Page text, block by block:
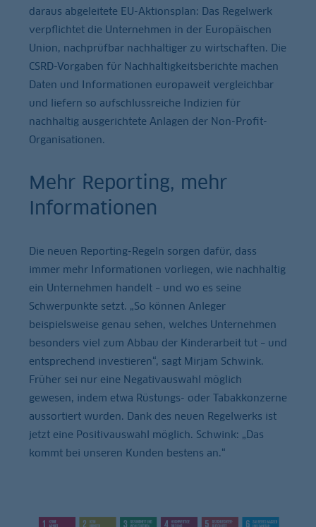
daraus abgeleitete EU-Aktionsplan: Das Regelwerk
verpflichtet die Unternehmen in der Europäischen
Union, nachprüfbar nachhaltiger zu wirtschaften. Die
CSRD-Vorgaben für Nachhaltigkeitsberichte machen
Daten und Informationen europaweit vergleichbar
und liefern so aufschlussreiche Indizien für
nachhaltig ausgerichtete Anlagen der Non-Profit-
Organisationen.
Mehr Reporting, mehr
Informationen
Die neuen Reporting-Regeln sorgen dafür, dass
immer mehr Informationen vorliegen, wie nachhaltig
ein Unternehmen handelt – und wo es seine
Schwerpunkte setzt. „So können Anleger
beispielsweise genau sehen, welches Unternehmen
besonders viel zum Abbau der Kinderarbeit tut – und
entsprechend investieren“, sagt Mirjam Schwink.
Früher sei nur eine Negativauswahl möglich
gewesen, indem etwa Rüstungs- oder Tabakkonzerne
aussortiert wurden. Dank des neuen Regelwerks ist
jetzt eine Positivauswahl möglich. Schwink: „Das
kommt bei unseren Kunden bestens an.“